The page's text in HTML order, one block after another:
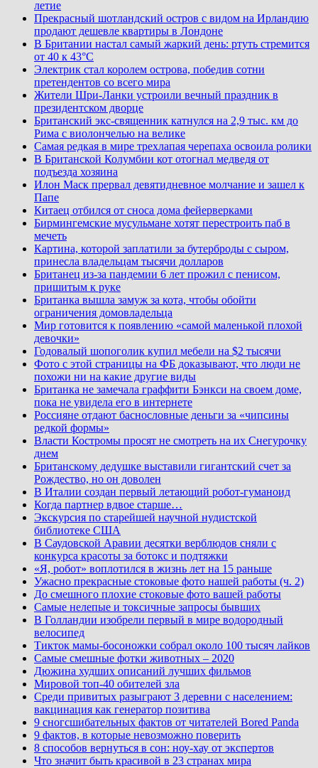
летие
Прекрасный шотландский остров с видом на Ирландию
продают дешевле квартиры в Лондоне
В Британии настал самый жаркий день: ртуть стремится
от 40 к 43°C
Электрик стал королем острова, победив сотни
претендентов со всего мира
Жители Шри-Ланки устроили вечный праздник в
президентском дворце
Британский экс-священник катнулся на 2,9 тыс. км до
Рима с виолончелью на велике
Самая редкая в мире трехлапая черепаха освоила ролики
В Британской Колумбии кот отогнал медведя от
подъезда хозяина
Илон Маск прервал девятидневное молчание и зашел к
Папе
Китаец отбился от сноса дома фейерверками
Бирмингемские мусульмане хотят перестроить паб в
мечеть
Картина, которой заплатили за бутерброды с сыром,
принесла владельцам тысячи долларов
Британец из-за пандемии 6 лет прожил с пенисом,
пришитым к руке
Британка вышла замуж за кота, чтобы обойти
ограничения домовладельца
Мир готовится к появлению «самой маленькой плохой
девочки»
Годовалый шопоголик купил мебели на $2 тысячи
Фото с этой страницы на ФБ доказывают, что люди не
похожи ни на какие другие виды
Британка не замечала граффити Бэнкси на своем доме,
пока не увидела его в интернете
Россияне отдают баснословные деньги за «чипсины
редкой формы»
Власти Костромы просят не смотреть на их Снегурочку
днем
Британскому дедушке выставили гигантский счет за
Рождество, но он доволен
В Италии создан первый летающий робот-гуманоид
Когда партнер вдвое старше…
Экскурсия по старейшей научной нудистской
библиотеке США
В Саудовской Аравии десятки верблюдов сняли с
конкурса красоты за ботокс и подтяжки
«Я, робот» воплотился в жизнь лет на 15 раньше
Ужасно прекрасные стоковые фото нашей работы (ч. 2)
До смешного плохие стоковые фото вашей работы
Самые нелепые и токсичные запросы бывших
В Голландии изобрели первый в мире водородный
велосипед
Тикток мамы-босоножки собрал около 100 тысяч лайков
Самые смешные фотки животных – 2020
Дюжина худших описаний лучших фильмов
Мировой топ-40 обителей зла
Среди привитых разыграют 3 деревни с населением:
вакцинация как генератор позитива
9 сногсшибательных фактов от читателей Bored Panda
9 фактов, в которые невозможно поверить
8 способов вернуться в сон: ноу-хау от экспертов
Что значит быть красивой в 23 странах мира